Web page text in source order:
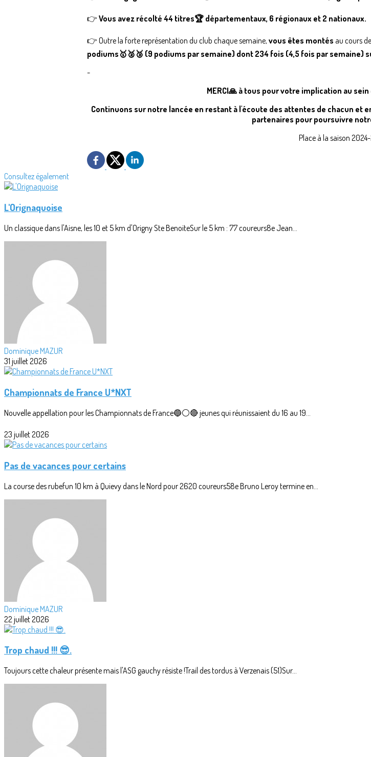
👉 Vous avez récolté 44 titres🏆 départementaux, 6 régionaux et 2 nationaux.
👉 Outre la forte représentation du club chaque semaine, vous êtes montés au cours
podiums🥇🥈🥉 (9 podiums par semaine) dont 234 fois (4,5 fois par semaine)
-
MERCI🙏 à tous pour votre implication au
Continuons sur notre lancée en restant à l'écoute des attentes de chacun
partenaires pour poursuivre
Place à la saison
Consultez également
L'Orignaquoise
Un classique dans l'Aisne, les 10 et 5 km d'Origny Ste BenoiteSur le 5 km : 77 coureurs8e Jean...
Dominique MAZUR
31 juillet 2026
Championnats de France U*NXT
Nouvelle appellation pour les Championnats de France🔵⚪🔴 jeunes qui réunissaient du 16 au 19...
23 juillet 2026
Pas de vacances pour certains
La course des rubefun 10 km à Quievy dans le Nord pour 2620 coureurs58e Bruno Leroy termine en...
Dominique MAZUR
22 juillet 2026
Trop chaud !!! 😎.
Toujours cette chaleur présente mais l'ASG gauchy résiste !Trail des tordus à Verzenais (51)Sur...